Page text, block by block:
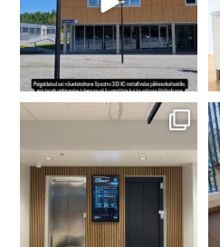
LIFTID UUELE TASEMELE: Aguri
Maja projekt 🏗️🎩...